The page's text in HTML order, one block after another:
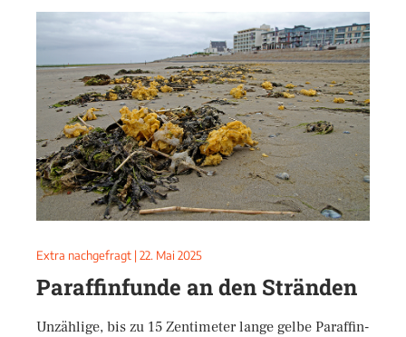
Extra nachgefragt | 22. Mai 2025
Paraffinfunde an den Stränden
Unzählige, bis zu 15 Zentimeter lange gelbe Paraffin-